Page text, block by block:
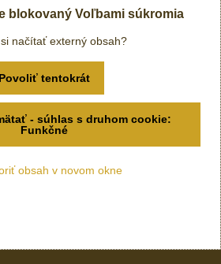
blokovaný Voľbami súkromia
načítať externý obsah?
Povoliť tentokrát
- súhlas s druhom cookie:
Funkčné
obsah v novom okne